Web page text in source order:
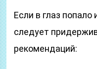
Если в глаз попало
следует
рекомендаций: